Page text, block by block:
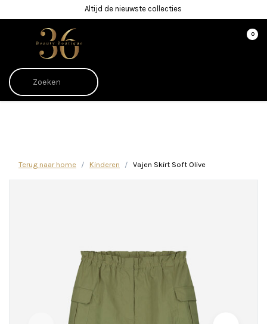
Altijd de nieuwste collecties
0
Terug naar home Kinderen Vajen Skirt Soft Olive